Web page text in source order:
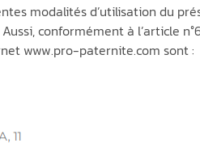
modalités d’utilisation du
conformément à l’article
www.pro-paternite.com sont :